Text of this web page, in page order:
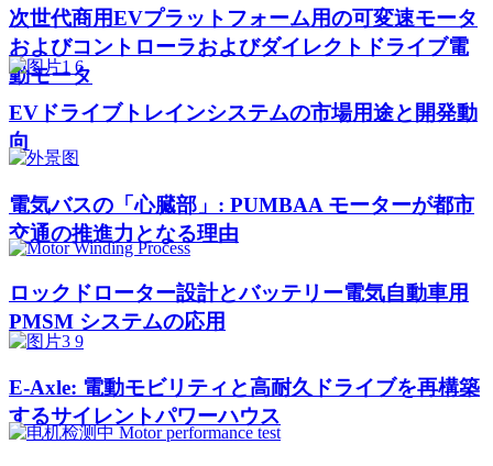
次世代商用EVプラットフォーム用の可変速モータ
およびコントローラおよびダイレクトドライブ電
動モータ
EVドライブトレインシステムの市場用途と開発動
向
電気バスの「心臓部」: PUMBAA モーターが都市
交通の推進力となる理由
ロックドローター設計とバッテリー電気自動車用
PMSM システムの応用
E-Axle: 電動モビリティと高耐久ドライブを再構築
するサイレントパワーハウス